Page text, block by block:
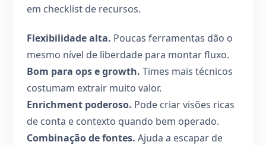
em checklist de recursos.
Flexibilidade alta. Poucas ferramentas dão o
mesmo nível de liberdade para montar fluxo.
Bom para ops e growth. Times mais técnicos
costumam extrair muito valor.
Enrichment poderoso. Pode criar visões ricas
de conta e contexto quando bem operado.
Combinação de fontes. Ajuda a escapar de